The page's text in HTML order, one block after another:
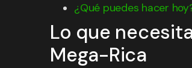
¿Qué puedes hacer
Lo que
Mega-Rica